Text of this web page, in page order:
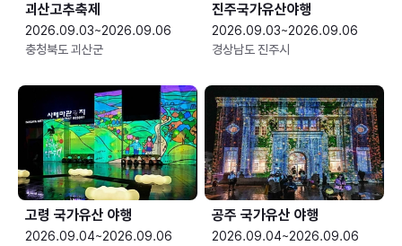
괴산고추축제
2026.09.03~2026.09.06
충청북도 괴산군
진주국가유산야행
2026.09.03~2026.09.06
경상남도 진주시
고령 국가유산 야행
2026.09.04~2026.09.06
공주 국가유산 야행
2026.09.04~2026.09.06